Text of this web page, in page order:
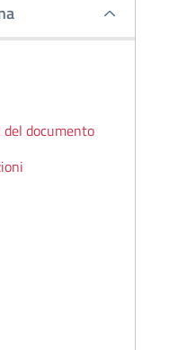
pagina
documento